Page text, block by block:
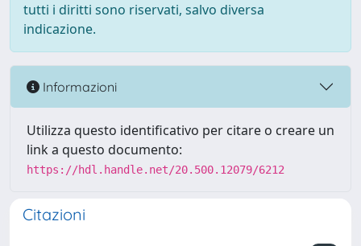
tutti i diritti sono riservati, salvo diversa
indicazione.
Informazioni
Utilizza questo identificativo per citare o creare un
link a questo documento:
https://hdl.handle.net/20.500.12079/6212
Citazioni